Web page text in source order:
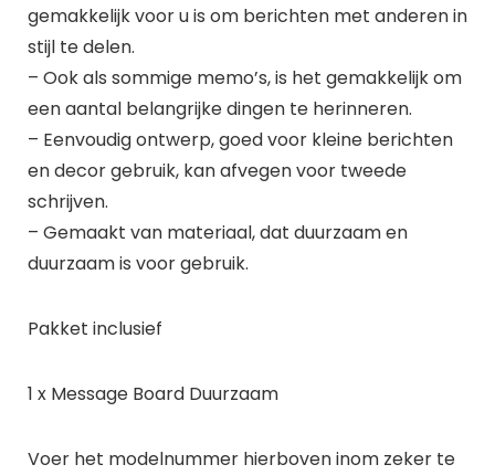
gemakkelijk voor u is om berichten met anderen in
stijl te delen.
– Ook als sommige memo’s, is het gemakkelijk om
een aantal belangrijke dingen te herinneren.
– Eenvoudig ontwerp, goed voor kleine berichten
en decor gebruik, kan afvegen voor tweede
schrijven.
– Gemaakt van materiaal, dat duurzaam en
duurzaam is voor gebruik.
Pakket inclusief
1 x Message Board Duurzaam
Voer het modelnummer hierboven inom zeker te